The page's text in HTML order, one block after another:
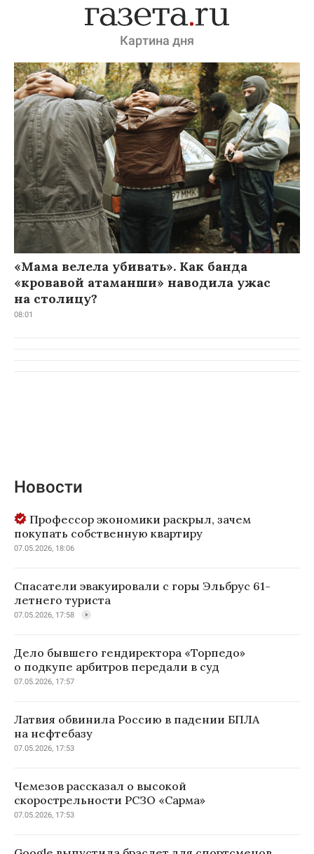
Картина дня
«Мама велела убивать». Как банда
«кровавой атаманши» наводила ужас
на столицу?
08:01
Новости
Профессор экономики раскрыл, зачем
покупать собственную квартиру
07.05.2026, 18:06
Спасатели эвакуировали с горы Эльбрус 61-
летнего туриста
07.05.2026, 17:58
Дело бывшего гендиректора «Торпедо»
о подкупе арбитров передали в суд
07.05.2026, 17:57
Латвия обвинила Россию в падении БПЛА
на нефтебазу
07.05.2026, 17:53
Чемезов рассказал о высокой
скорострельности РСЗО «Сарма»
07.05.2026, 17:53